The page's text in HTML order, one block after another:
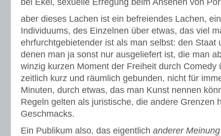
bei Ekel, sexuelle Erregung beim Ansehen von
aber dieses Lachen ist ein befreiendes Lachen,
Individuums, des Einzelnen über etwas, das viel
ehrfurchtgebietender ist als man selbst: den Staat
denen man ja sonst nur ausgeliefert ist, die man
winzig kurzen Moment der Freiheit durch Comedy
zeitlich kurz und räumlich gebunden, nicht für
Minuten, durch etwas, das man Kunst nennen
Regeln gelten als juristische, die andere Grenzen
Geschmacks.
Ein Publikum also, das eigentlich anderer Meinung